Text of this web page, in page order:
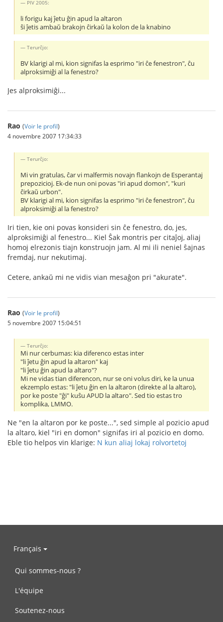
PIV 2005:
li forigu kaj ĵetu ĝin apud la altaron
ŝi ĵetis ambaŭ brakojn ĉirkaŭ la kolon de la knabino
Terurĉjo:
BV klarigi al mi, kion signifas la esprimo "iri ĉe fenestron", ĉu
alproksimiĝi al la fenestro?
Jes alproksimiĝi...
Rao (Voir le profil)
4 novembre 2007 17:34:33
Terurĉjo:
Mi vin gratulas, ĉar vi malfermis novajn flankojn de Esperantaj
prepozicioj. Ek-de nun oni povas "iri apud domon", "kuri
ĉirkaŭ urbon".
BV klarigi al mi, kion signifas la esprimo "iri ĉe fenestron", ĉu
alproksimiĝi al la fenestro?
Iri tien, kie oni povas konsideri sin ĉe fenestro, do, jes,
alproksimiĝi al fenestro... Kiel Ŝak montris per citaĵoj, aliaj
homoj elrezonis tiajn konstruojn jam. Al mi ili neniel ŝajnas
fremdaj, nur nekutimaj.
Cetere, ankaŭ mi ne vidis vian mesaĝon pri "akurate".
Rao (Voir le profil)
5 novembre 2007 15:04:51
Terurĉjo:
Mi nur cerbumas: kia diferenco estas inter
"li ĵetu ĝin apud la altaron" kaj
"li ĵetu ĝin apud la altaro"?
Mi ne vidas tian diferencon, nur se oni volus diri, ke la unua
ekzemplo estas: "li ĵetu ĝin en la altaron (direkte al la altaro),
por ke poste "ĝi" kuŝu APUD la altaro". Sed tio estas tro
komplika, LMMO.
Ne "en la altaron por ke poste...", sed simple al pozicio apud
la altaro, kiel "iri en domon" signifas iri al pozicio en domo.
Eble tio helpos vin klarige: N kun aliaj lokaj rolvortetoj
Français
Qui sommes-nous ?
L'équipe
Soutenez-nous